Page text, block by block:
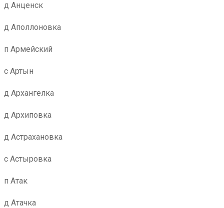
д Анценск
д Аполлоновка
п Армейский
с Артын
д Архангелка
д Архиповка
д Астрахановка
с Астыровка
п Атак
д Атачка